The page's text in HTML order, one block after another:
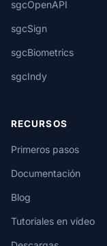
sgcOpenAPI
sgcSign
sgcBiometrics
sgcIndy
RECURSOS
Primeros pasos
Documentación
Blog
Tutoriales en vídeo